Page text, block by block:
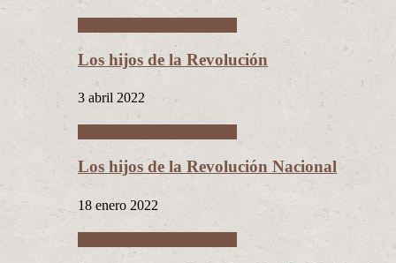
Los hijos de la Revolución
3 abril 2022
Los hijos de la Revolución Nacional
18 enero 2022